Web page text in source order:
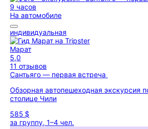
9 часов
На автомобиле
индивидуальная
Марат
5,0
11 отзывов
Сантьяго — первая встреча
Обзорная автопешеходная экскурсия
столице Чили
585 $
за группу, 1–4 чел.